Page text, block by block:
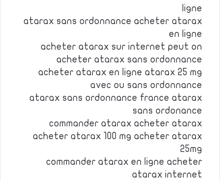
ligne
atarax sans ordonnance acheter atarax
en ligne
acheter atarax sur internet peut on
acheter atarax sans ordonnance
acheter atarax en ligne atarax 25 mg
avec ou sans ordonnance
atarax sans ordonnance france atarax
sans ordonance
commander atarax acheter atarax
acheter atarax 100 mg acheter atarax
25mg
commander atarax en ligne acheter
atarax internet